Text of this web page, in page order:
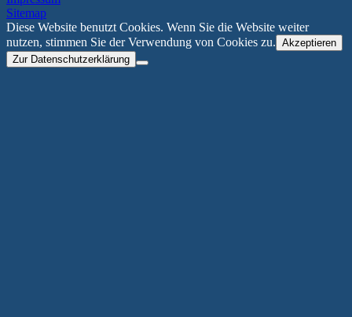
Sitemap
Diese Website benutzt Cookies. Wenn Sie die Website weiter
nutzen, stimmen Sie der Verwendung von Cookies zu. Akzeptieren
Zur Datenschutzerklärung